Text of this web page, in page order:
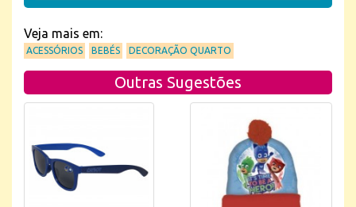
Veja mais em:
ACESSÓRIOS BEBÉS DECORAÇÃO QUARTO
Outras Sugestões